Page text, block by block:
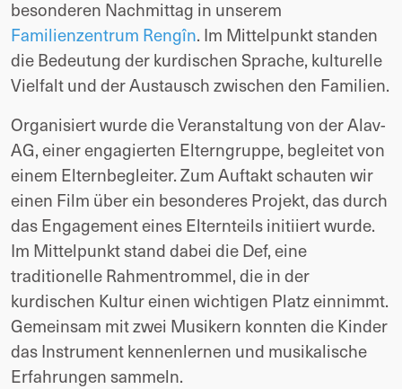
Familienzentrum Rengîn. Im Mittelpunkt standen
die Bedeutung der kurdischen Sprache, kulturelle
Vielfalt und der Austausch zwischen den Familien.
Organisiert wurde die Veranstaltung von der Alav-
AG, einer engagierten Elterngruppe, begleitet von
einem Elternbegleiter. Zum Auftakt schauten wir
einen Film über ein besonderes Projekt, das durch
das Engagement eines Elternteils initiiert wurde.
Im Mittelpunkt stand dabei die Def, eine
traditionelle Rahmentrommel, die in der
kurdischen Kultur einen wichtigen Platz einnimmt.
Gemeinsam mit zwei Musikern konnten die Kinder
das Instrument kennenlernen und musikalische
Erfahrungen sammeln.